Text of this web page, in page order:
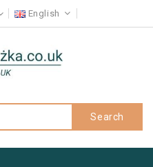
English
Search